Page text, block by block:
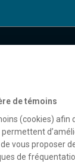
et au
de témoins
(cookies) afin
vous proposer
de